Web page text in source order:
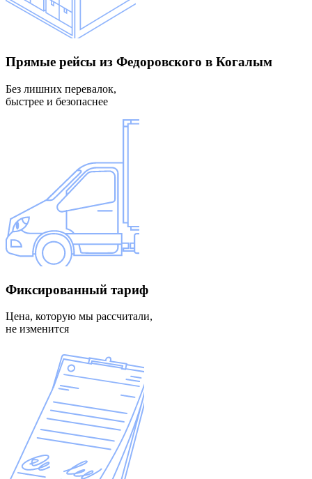
Прямые рейсы из Федоровского в Когалым
Без лишних перевалок,
быстрее и безопаснее
Фиксированный тариф
Цена, которую мы рассчитали,
не изменится